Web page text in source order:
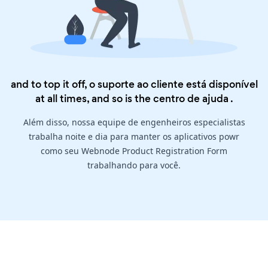
and to top it off, o suporte ao cliente está disponível
at all times, and so is thecentro de ajuda .
Além disso, nossa equipe de engenheiros especialistas
trabalha noite e dia para manter os aplicativos powr
como seu Webnode Product Registration Form
trabalhando para você.